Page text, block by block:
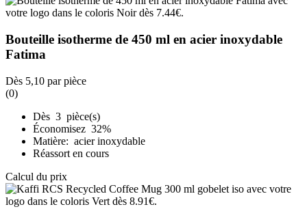
Bouteille isotherme de 450 ml en acier inoxydable
Fatima
Dès 5,10 par pièce
(0)
Dès 3 pièce(s)
Économisez 32%
Matière: acier inoxydable
Réassort en cours
Calcul du prix